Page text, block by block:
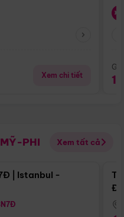
Xem chi tiết
PHI Xem tất cả
Điểm nổi bật
| Istanbul -